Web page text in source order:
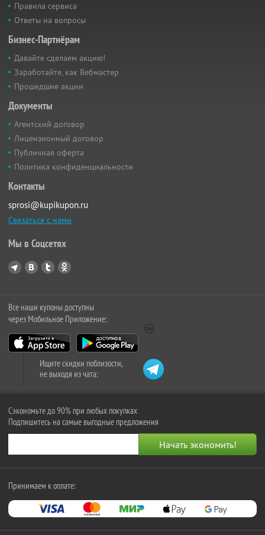
Правила сервиса
Ответы на вопросы
Бизнес-Партнёрам
Давайте сделаем акцию!
Заработайте, как Вебмастер
Прошедшие акции
Документы
Агентский договор
Лицензионный договор
Публичная оферта
Политика конфиденциальности
Контакты
sprosi@kupikupon.ru
Связаться с нами
Мы в Соцсетях
Все наши купоны доступны
через Мобильное Приложение:
Ищите скидки поблизости,
не выходя из чата:
Сэкономьте до 90% при любых покупках
Подпишитесь на самые выгодные предложения
Принимаем к оплате: